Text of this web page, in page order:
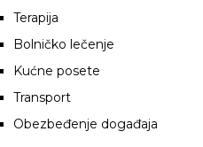
Terapija
Bolničko lečenje
Kućne posete
Transport
Obezbeđenje događaja